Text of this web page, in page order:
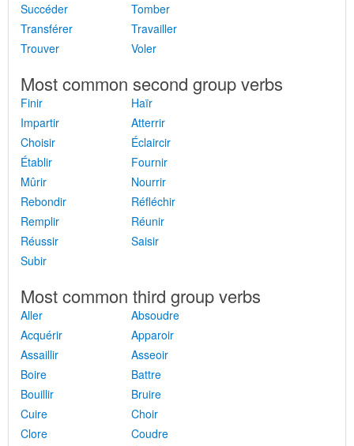
Succéder
Tomber
Transférer
Travailler
Trouver
Voler
Most common second group verbs
Finir
Haïr
Impartir
Atterrir
Choisir
Éclaircir
Établir
Fournir
Mûrir
Nourrir
Rebondir
Réfléchir
Remplir
Réunir
Réussir
Saisir
Subir
Most common third group verbs
Aller
Absoudre
Acquérir
Apparoir
Assaillir
Asseoir
Boire
Battre
Bouillir
Bruire
Cuire
Choir
Clore
Coudre